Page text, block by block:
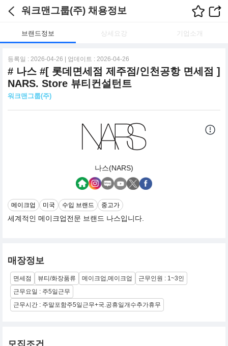
워크맨그룹(주) 채용정보
브랜드정보 상세요강 기업소개
등록일 : 2026-04-26 | 업데이트 : 2026-04-26
# 나스 #[ 롯데면세점 제주점/인천공항 면세점 ]
NARS. Store 뷰티컨설턴트
워크맨그룹(주)
나스(NARS)
메이크업 미국 수입 브랜드 중고가
세계적인 메이크업전문 브랜드 나스입니다.
매장정보
면세점 뷰티/화장품류 메이크업,메이크업
근무인원 : 1~3인
근무요일 : 주5일근무
근무시간 : 주말포함주5일근무+국.공휴일개수추가휴무
모집조건